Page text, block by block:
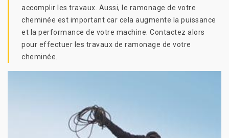
accomplir les travaux. Aussi, le ramonage de votre
cheminée est important car cela augmente la puissance
et la performance de votre machine. Contactez alors
pour effectuer les travaux de ramonage de votre
cheminée.